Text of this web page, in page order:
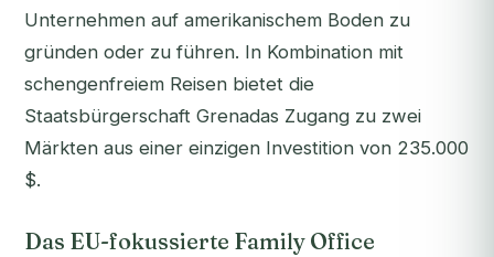
Unternehmen auf amerikanischem Boden zu
gründen oder zu führen. In Kombination mit
schengenfreiem Reisen bietet die
Staatsbürgerschaft Grenadas Zugang zu zwei
Märkten aus einer einzigen Investition von 235.000
$.
Das EU-fokussierte Family Office